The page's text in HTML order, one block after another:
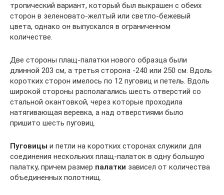
тропический вариант, который был выкрашен с обеих
сторон в зеленовато-желтый или светло-бежевый
цвета, однако он выпускался в ограниченном
количестве.
Две стороны плащ-палатки нового образца были
длинной 203 см, а третья сторона -240 или 250 см. Вдоль
коротких сторон имелось по 12 пуговиц и петель. Вдоль
широкой стороны располагались шесть отверстий со
стальной окантовкой, через которые проходила
натягивающая веревка, а над отверстиями было
пришито шесть пуговиц.
Пуговицы и петли на коротких сторонах служили для
соединения нескольких плащ-палаток в одну большую
палатку, причем размер палатки зависел от количества
объединенных полотнищ.